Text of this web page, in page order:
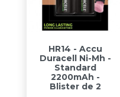
HR14 - Accu
Duracell Ni-Mh -
Standard
2200mAh -
Blister de 2